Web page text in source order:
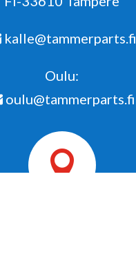
kalle@tammerparts.fi
Oulu:
oulu@tammerparts.fi
